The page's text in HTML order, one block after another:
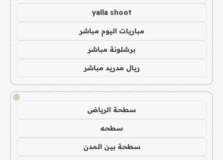
yalla shoot
مباريات اليوم مباشر
برشلونة مباشر
ريال مدريد مباشر
!
سطحة الرياض
سطحه
سطحة بين المدن